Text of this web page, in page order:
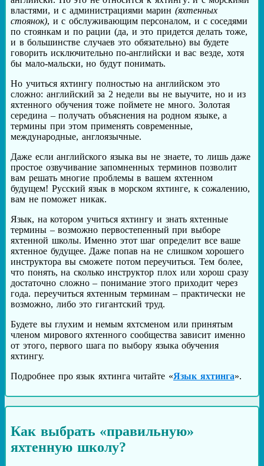
властями, и с администрациями марин (яхтенных
стоянок), и с обслуживающим персоналом, и с соседями
по стоянкам и по рации (да, и это придется делать тоже,
и в большинстве случаев это обязательно) вы будете
говорить исключительно по-английски и вас везде, хотя
бы мало-мальски, но будут понимать.
Но учиться яхтингу полностью на английском это
сложно: английский за 2 недели вы не выучите, но и из
яхтенного обучения тоже поймете не много. Золотая
середина – получать объяснения на родном языке, а
термины при этом применять современные,
международные, англоязычные.
Даже если английского языка вы не знаете, то лишь даже
простое озвучивание запомненных терминов позволит
вам решать многие проблемы в вашем яхтенном
будущем! Русский язык в морском яхтинге, к сожалению,
вам не поможет никак.
Язык, на котором учиться яхтингу и знать яхтенные
термины – возможно первостепенный при выборе
яхтенной школы. Именно этот шаг определит все ваше
яхтенное будущее. Даже попав на не слишком хорошего
инструктора вы сможете потом переучиться. Тем более,
что понять, на сколько инструктор плох или хорош сразу
достаточно сложно – понимание этого приходит через
года. переучиться яхтенным терминам – практически не
возможно, либо это гигантский труд.
Будете вы глухим и немым яхтсменом или принятым
членом мирового яхтенного сообщества зависит именно
от этого, первого шага по выбору языка обучения
яхтингу.
Подробнее про язык яхтинга читайте «Язык яхтинга».
Как выбрать «правильную»
яхтенную школу?